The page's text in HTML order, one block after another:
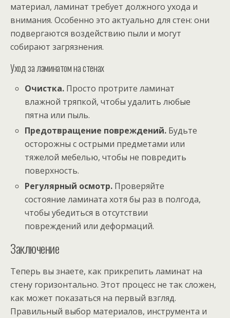
материал, ламинат требует должного ухода и
внимания. Особенно это актуально для стен: они
подвергаются воздействию пыли и могут
собирают загрязнения.
Уход за ламинатом на стенах
Очистка. Просто протрите ламинат
влажной тряпкой, чтобы удалить любые
пятна или пыль.
Предотвращение повреждений. Будьте
осторожны с острыми предметами или
тяжелой мебелью, чтобы не повредить
поверхность.
Регулярный осмотр. Проверяйте
состояние ламината хотя бы раз в полгода,
чтобы убедиться в отсутствии
повреждений или деформаций.
Заключение
Теперь вы знаете, как прикрепить ламинат на
стену горизонтально. Этот процесс не так сложен,
как может показаться на первый взгляд.
Правильный выбор материалов, инструмента и